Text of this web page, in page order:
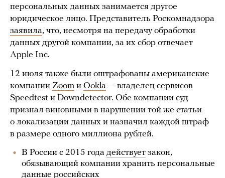
персональных данных занимается другое
юридическое лицо. Представитель Роскомнадзора
заявила, что, несмотря на передачу обработки
данных другой компании, за их сбор отвечает
Apple Inc.
12 июля также были оштрафованы американские
компании Zoom и Ookla — владелец сервисов
Speedtest и Downdetector. Обе компании суд
признал виновными в нарушении той же статьи
о локализации данных и назначил каждой штраф
в размере одного миллиона рублей.
В России с 2015 года действует закон,
обязывающий компании хранить персональные
данные российских